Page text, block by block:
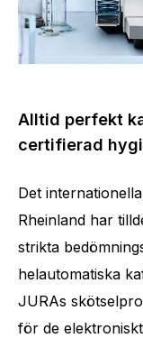
Alltid perfekt
certifierad
Det
Rheinland har
strikta
helautomatiska
JURAs
för de